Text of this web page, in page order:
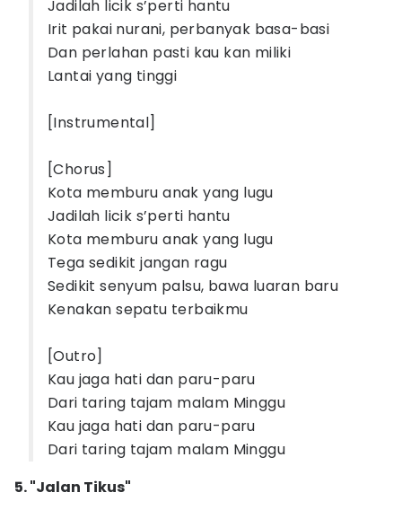
Jadilah licik s’perti hantu
Irit pakai nurani, perbanyak basa-basi
Dan perlahan pasti kau kan miliki
Lantai yang tinggi
[Instrumental]
[Chorus]
Kota memburu anak yang lugu
Jadilah licik s’perti hantu
Kota memburu anak yang lugu
Tega sedikit jangan ragu
Sedikit senyum palsu, bawa luaran baru
Kenakan sepatu terbaikmu
[Outro]
Kau jaga hati dan paru-paru
Dari taring tajam malam Minggu
Kau jaga hati dan paru-paru
Dari taring tajam malam Minggu
5. "Jalan Tikus"